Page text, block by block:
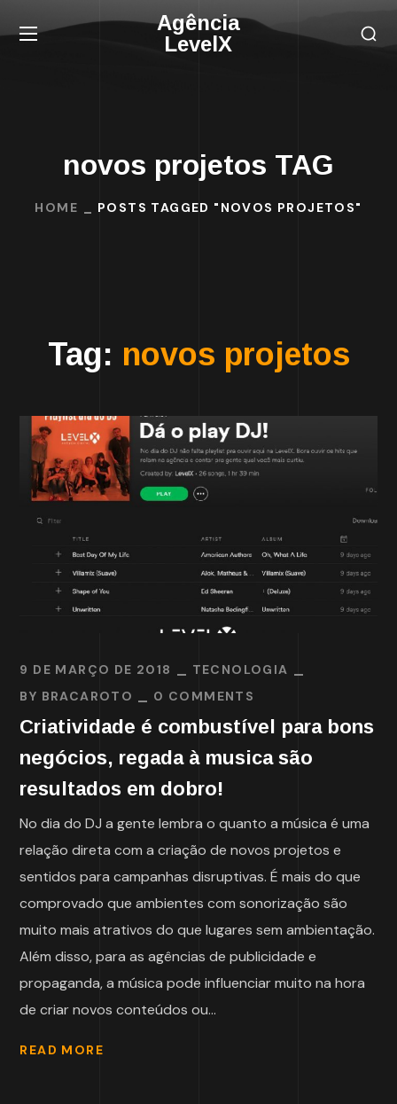
Agência
LevelX
novos projetos TAG
HOME POSTS TAGGED "NOVOS PROJETOS"
Tag: novos projetos
9 DE MARÇO DE 2018
TECNOLOGIA
BY BRACAROTO 0 COMMENTS
Criatividade é combustível para bons
negócios, regada à musica são
resultados em dobro!
No dia do DJ a gente lembra o quanto a música é uma
relação direta com a criação de novos projetos e
sentidos para campanhas disruptivas. É mais do que
comprovado que ambientes com sonorização são
muito mais atrativos do que lugares sem ambientação.
Além disso, para as agências de publicidade e
propaganda, a música pode influenciar muito na hora
de criar novos conteúdos ou...
READ MORE